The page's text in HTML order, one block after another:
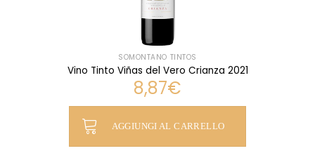
SOMONTANO TINTOS
Vino Tinto Viñas del Vero Crianza 2021
8,87€
AGGIUNGI AL CARRELLO